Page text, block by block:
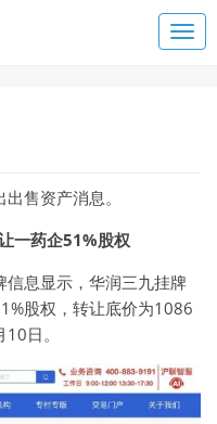
售资产消息。
一药企51%股权
息显示，华润三九挂牌
股权，转让底价为1086
日。